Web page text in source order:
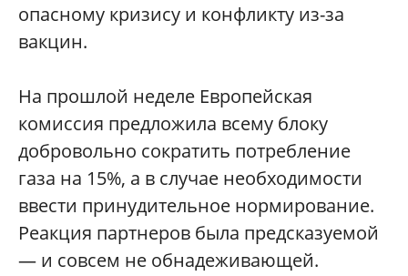
опасному кризису и конфликту из-за
вакцин.
На прошлой неделе Европейская
комиссия предложила всему блоку
добровольно сократить потребление
газа на 15%, а в случае необходимости
ввести принудительное нормирование.
Реакция партнеров была предсказуемой
— и совсем не обнадеживающей.